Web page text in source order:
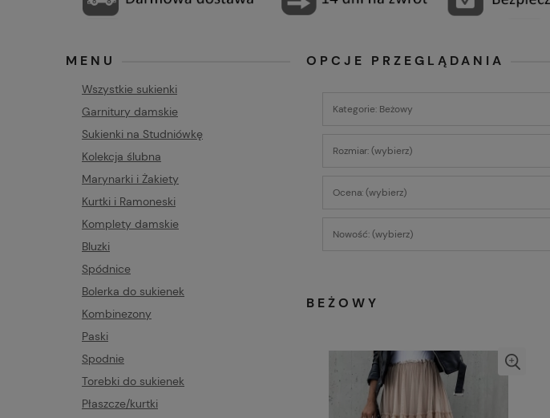
MENU
Wszystkie sukienki
Garnitury damskie
Sukienki na Studniówkę
Kolekcja ślubna
Marynarki i Żakiety
Kurtki i Ramoneski
Komplety damskie
Bluzki
Spódnice
Bolerka do sukienek
Kombinezony
Paski
Spodnie
Torebki do sukienek
Płaszcze/kurtki
OPCJE PRZEGLĄDANIA
Kategorie: Beżowy
Rozmiar: (wybierz)
Ocena: (wybierz)
Nowość: (wybierz)
BEŻOWY